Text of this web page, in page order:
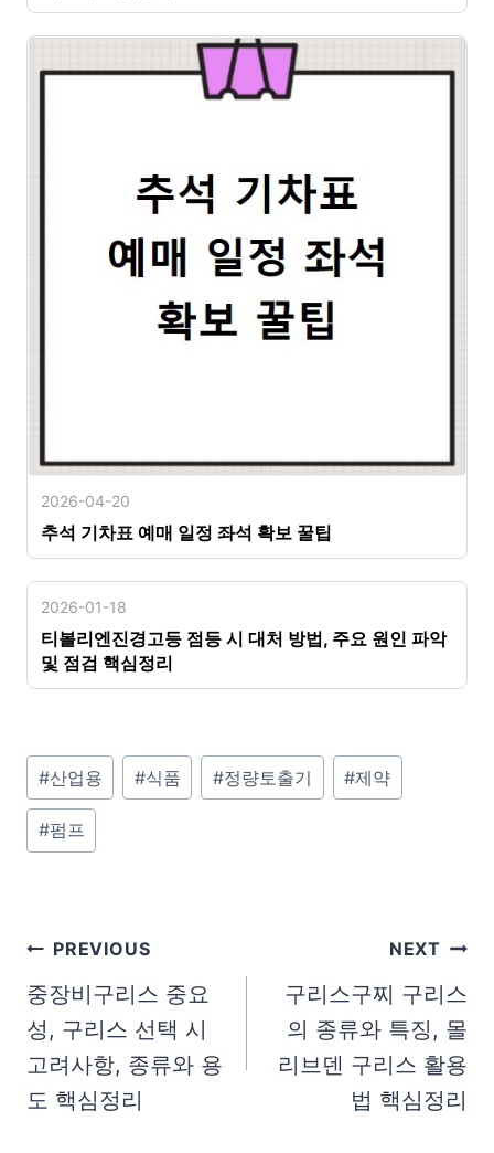
2026-04-20
추석 기차표 예매 일정 좌석 확보 꿀팁
2026-01-18
티볼리엔진경고등 점등 시 대처 방법, 주요 원인 파악
및 점검 핵심정리
P
o
a
s
:
#산업용 #식품 #정량토출기 #제약
#펌프
글
탐
색
PREVIOUS
중장비구리스 중요
성, 구리스 선택 시
고려사항, 종류와 용
도 핵심정리
NEXT
구리스구찌 구리스
의 종류와 특징, 몰
리브덴 구리스 활용
법 핵심정리